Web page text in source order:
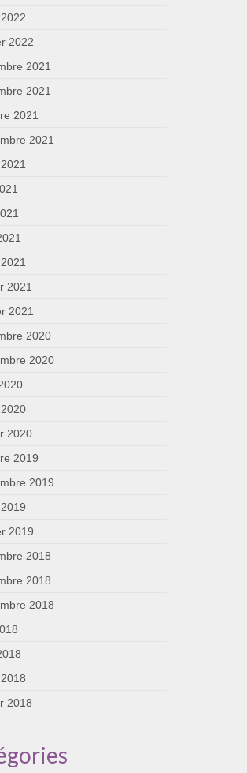
2022
2021
2021
2021
2021
2021
2021
2020
2020
2020
2019
2019
2019
2018
2018
2018
2018